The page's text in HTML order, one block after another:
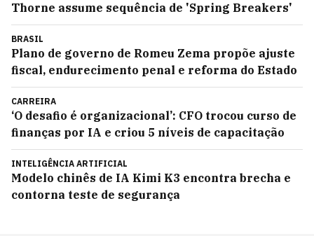
Thorne assume sequência de 'Spring Breakers'
BRASIL
Plano de governo de Romeu Zema propõe ajuste
fiscal, endurecimento penal e reforma do Estado
CARREIRA
‘O desafio é organizacional’: CFO trocou curso de
finanças por IA e criou 5 níveis de capacitação
INTELIGÊNCIA ARTIFICIAL
Modelo chinês de IA Kimi K3 encontra brecha e
contorna teste de segurança